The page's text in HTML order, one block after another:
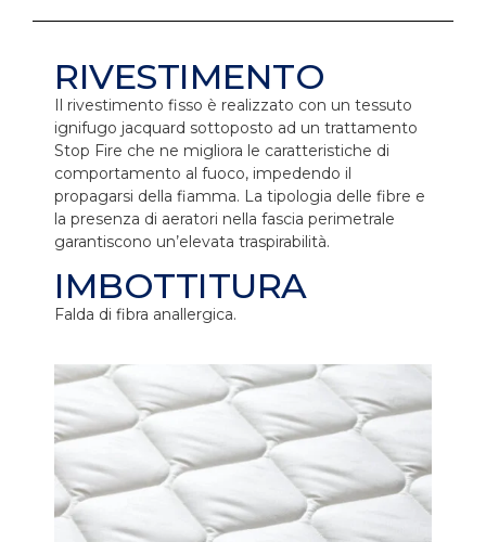
RIVESTIMENTO
Il rivestimento fisso è realizzato con un tessuto
ignifugo jacquard sottoposto ad un trattamento
Stop Fire che ne migliora le caratteristiche di
comportamento al fuoco, impedendo il
propagarsi della fiamma. La tipologia delle fibre e
la presenza di aeratori nella fascia perimetrale
garantiscono un’elevata traspirabilità.
IMBOTTITURA
Falda di fibra anallergica.